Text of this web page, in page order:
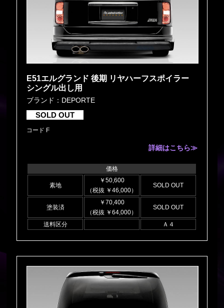
E51エルグランド 後期 リヤハーフスポイラー
シングル出し用
ブランド：DEPORTE
SOLD OUT
コード F
詳細はこちら≫
価格
素地
￥50,600
（税抜 ￥46,000）
SOLD OUT
塗装済
￥70,400
（税抜 ￥64,000）
SOLD OUT
送料区分 Ａ４